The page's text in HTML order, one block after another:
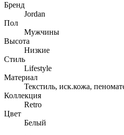
Бренд
Jordan
Пол
Мужчины
Высота
Низкие
Стиль
Lifestyle
Материал
Текстиль, иск.кожа,
Коллекция
Retro
Цвет
Белый